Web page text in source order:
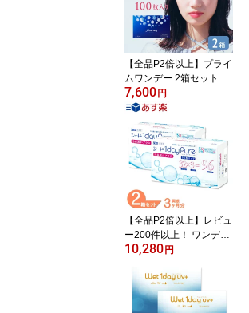
【全品P2倍以上】プライ
ムワンデー 2箱セット (1
箱100枚) アイレ コンタ
クトレンズ ワンデー ボ
リュームパック 1日使い
捨て コンタクト クリア
レンズ UVカット MPCポ
リマー配合 含水率58%
送料無料 prime 1day
7,600円
【全品P2倍以上】レビュ
ー200件以上！ ワンデー
ピュアうるおいプラス 2
ド コンタクトレンズ 1日
使い捨て コンタクト ワ
ンデー ワンデーピュア
10,280円